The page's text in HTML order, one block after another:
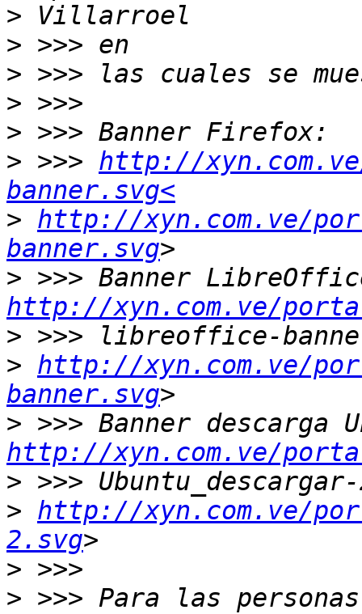
>
>
>
>
>
> >>> http://
banner.svg<
> http://xyn.com.ve/
banner.svg
>
http://xyn.com.ve/
>
> http://xyn.com.ve/
banner.svg
>
http://xyn.com.ve/
>
> http://xyn.com.ve/
2.svg
>
> >>> Para las